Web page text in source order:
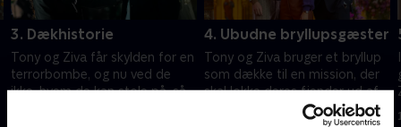
3. Dækhistorie
Tony og Ziva får skylden for en
terrorbombe, og nu ved de
ikke, hvem de kan stole på, så
4. Ubudne bryllupsgæster
Tony og Ziva bruger et bryllup
som dække til en mission, der
skal lokke deres fjender ud af